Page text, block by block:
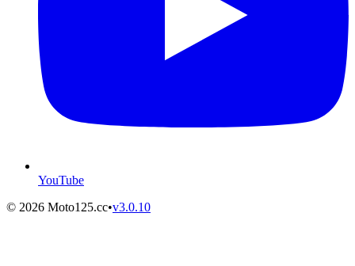
YouTube
© 2026 Moto125.cc•v3.0.10